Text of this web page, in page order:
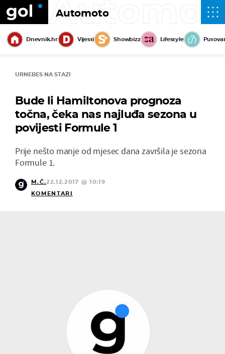
Automoto
Dnevnik.hr Vijesti Showbizz Lifestyle
URNEBES NA STAZI
Bude li Hamiltonova prognoza
točna, čeka nas najluđa sezona u
povijesti Formule 1
Prije nešto manje od mjesec dana završila je sezona
Formule 1.
M.Č.22.12.2017 @ 10:19
KOMENTARI